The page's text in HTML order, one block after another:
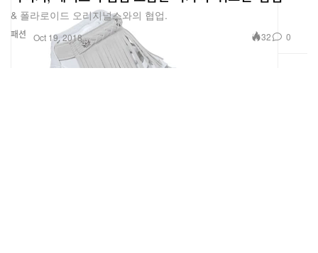
패션
& 폴라로이드 오리지널스와의 협업.
Oct 19, 2018 32 0